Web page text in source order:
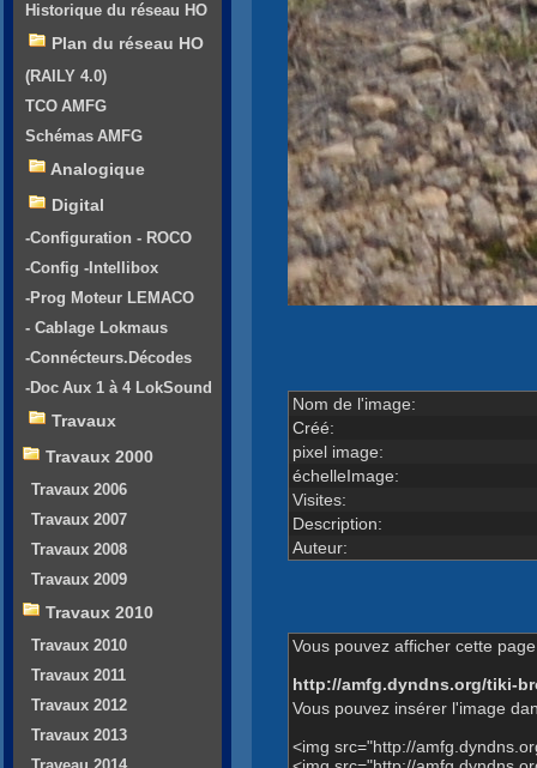
Nom de l'image:
Créé:
pixel image:
échelleImage:
Visites:
Description:
Auteur:
Vous pouvez afficher cette
http://amfg.dyndns.org/tiki-
Vous pouvez insérer l'image
<img src="http://
Historique du réseau HO
Plan du réseau HO
(RAILY 4.0)
TCO AMFG
Schémas AMFG
Analogique
Digital
-Configuration - ROCO
-Config -Intellibox
-Prog Moteur LEMACO
- Cablage Lokmaus
-Connécteurs.Décodes
-Doc Aux 1 à 4 LokSound
Travaux
Travaux 2000
Travaux 2006
Travaux 2007
Travaux 2008
Travaux 2009
Travaux 2010
Travaux 2010
Travaux 2011
Travaux 2012
Travaux 2013